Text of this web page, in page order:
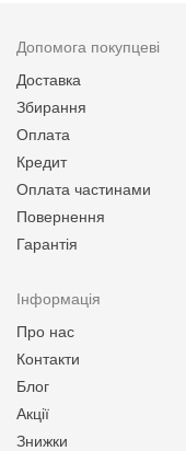
Допомога покупцеві
Доставка
Збирання
Оплата
Кредит
Оплата частинами
Повернення
Гарантія
Інформація
Про нас
Контакти
Блог
Акції
Знижки